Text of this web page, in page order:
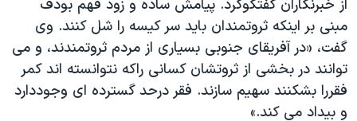
علم و فناوری
اسرائیل در جنگ
گالری عکس
آرشیو پخش زنده
رمز مهسا
ورزش زنان در ایران
اعتراضات زن، زندگی، آزادی
مجموعه مستندهای دادخواهی
زبانهای مختلف
از خبرنگاران گفتگوکرد. پیامش ساده و زود فهم بودف
مبنی بر اينکه ثروتمندان باید سر کیسه را شل کنند. وی
گفت، «در آفريقای جنوبی بسیاری از مردم ثروتمندند، و می
توانند در بخشی از ثروتشان کسانی راکه نتوانسته اند کمر
فقررا بشکنند سهیم سازند. فقر درحد گسترده ای وجوددارد
و بیداد می کند.»